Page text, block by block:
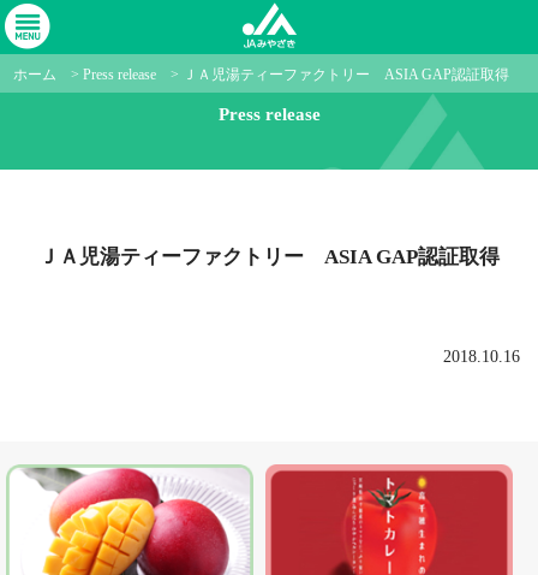
ホーム > Press release > ＪＡ児湯ティーファクトリー ASIA GAP認証取得
Press release
ＪＡ児湯ティーファクトリー ASIA GAP認証取得
2018.10.16